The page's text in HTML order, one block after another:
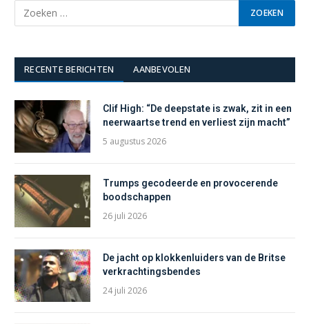
RECENTE BERICHTEN AANBEVOLEN
Clif High: “De deepstate is zwak, zit in een
neerwaartse trend en verliest zijn macht”
5 augustus 2026
Trumps gecodeerde en provocerende
boodschappen
26 juli 2026
De jacht op klokkenluiders van de Britse
verkrachtingsbendes
24 juli 2026